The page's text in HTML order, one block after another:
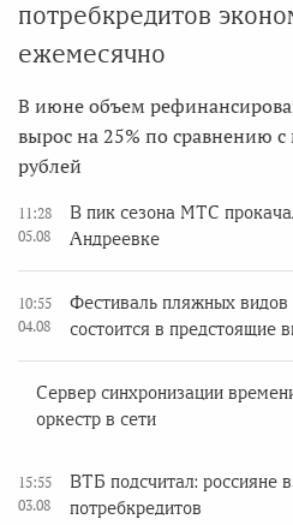
потребкредитов
ежемесячно
В июне объем
вырос на 25% по сравнению
рублей
11:28
05.08
В пик сезона МТС
Андреевке
10:55
04.08
Фестиваль пляжных видов
состоится в предстоящие
Сервер синхронизации
оркестр в сети
15:55
03.08
ВТБ подсчитал: россияне
потребкредитов